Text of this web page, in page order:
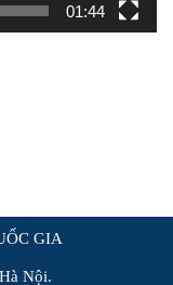
01:44
GIA
Nội.